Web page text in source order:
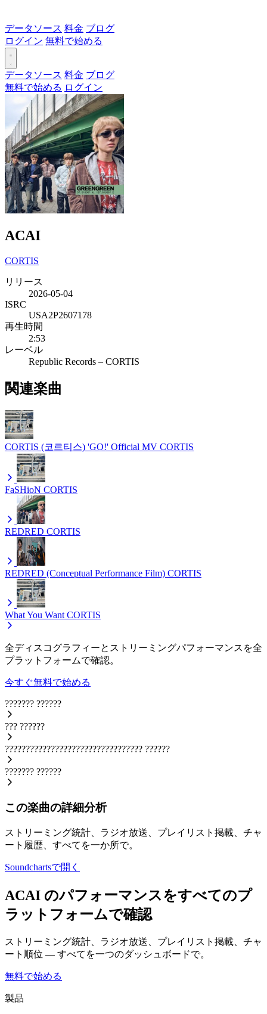
データソース 料金 ブログ
ログイン 無料で始める
データソース 料金 ブログ
無料で始める ログイン
ACAI
CORTIS
リリース
2026-05-04
ISRC
USA2P2607178
再生時間
2:53
レーベル
Republic Records – CORTIS
関連楽曲
CORTIS (코르티스) 'GO!' Official MV CORTIS
FaSHioN CORTIS
REDRED CORTIS
REDRED (Conceptual Performance Film) CORTIS
What You Want CORTIS
全ディスコグラフィーとストリーミングパフォーマンスを全
プラットフォームで確認。
今すぐ無料で始める
??????? ??????
??? ??????
????????????????????????????????? ??????
??????? ??????
この楽曲の詳細分析
ストリーミング統計、ラジオ放送、プレイリスト掲載、チャ
ート履歴、すべてを一か所で。
Soundchartsで開く
ACAI のパフォーマンスをすべてのプ
ラットフォームで確認
ストリーミング統計、ラジオ放送、プレイリスト掲載、チャ
ート順位 — すべてを一つのダッシュボードで。
無料で始める
製品